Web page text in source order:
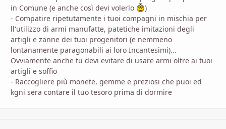
in Comune (e anche così devi volerlo
)
- Compatire ripetutamente i tuoi compagni in mischia per
ll'utilizzo di armi manufatte, patetiche imitazioni degli
artigli e zanne dei tuoi progenitori (e nemmeno
lontanamente paragonabili ai loro Incantesimi)...
Ovviamente anche tu devi evitare di usare armi oltre ai tuoi
artigli e soffio
- Raccogliere più monete, gemme e preziosi che puoi ed
kgni sera contare il tuo tesoro prima di dormire